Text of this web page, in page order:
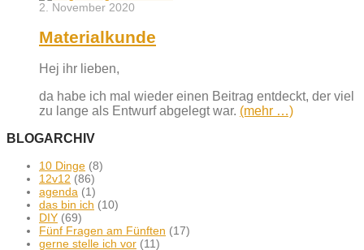
2. November 2020
Materialkunde
Hej ihr lieben,
da habe ich mal wieder einen Beitrag entdeckt, der viel
zu lange als Entwurf abgelegt war. (mehr …)
BLOGARCHIV
10 Dinge (8)
12v12 (86)
agenda (1)
das bin ich (10)
DIY (69)
Fünf Fragen am Fünften (17)
gerne stelle ich vor (11)